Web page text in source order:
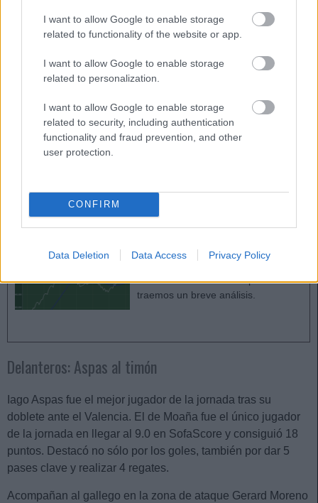
I want to allow Google to enable storage
related to functionality of the website or app.
I want to allow Google to enable storage
related to personalization.
I want to allow Google to enable storage
related to security, including authentication
functionality and fraud prevention, and other
user protection.
CONFIRM
Data Deletion Data Access Privacy Policy
un 74% en duelos ganados alcanzando un 8.5 en
SofaScore.
Completan la medular Toni Kroos y Jorge Pombo. El reloj
aoemán no falló a su cita con las valoraciones altas en
de 15 pases largos completados, 3 pases clave, 66% en
duelos ganados, 3 tiros, 2 entradas y 1 regate, un 8.0 en
SofaScore y, por tanto, 10 puntos Comunio. Por su parte, el
extremo del Cádiz anotó el segundo gol en la victoria ante
Valores de mercado: ¿periodo de estabilidad?
valores de mercado se estabilizan
poco a poco. ¿Cuál podría ser la
tendencia a medio/corto plazo? Os
traemos un breve análisis.
Delanteros: Aspas al timón
Iago Aspas fue el mejor jugador de la jornada tras su
doblete ante el Valencia. El de Moaña fue el único jugador
de la jornada en llegar al 9.0 en SofaScore y consiguió 18
puntos. Destacó no sólo por los goles, también por dar 5
pases clave y realizar 4 regates.
Acompañan al gallego en la zona de ataque Gerard Moreno